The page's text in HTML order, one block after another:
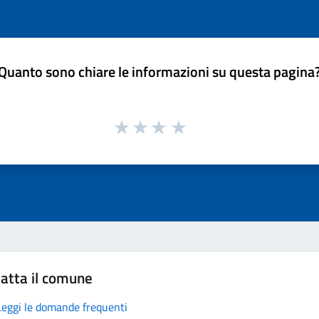
sono chiare le informazioni su questa
il comune
le domande frequenti